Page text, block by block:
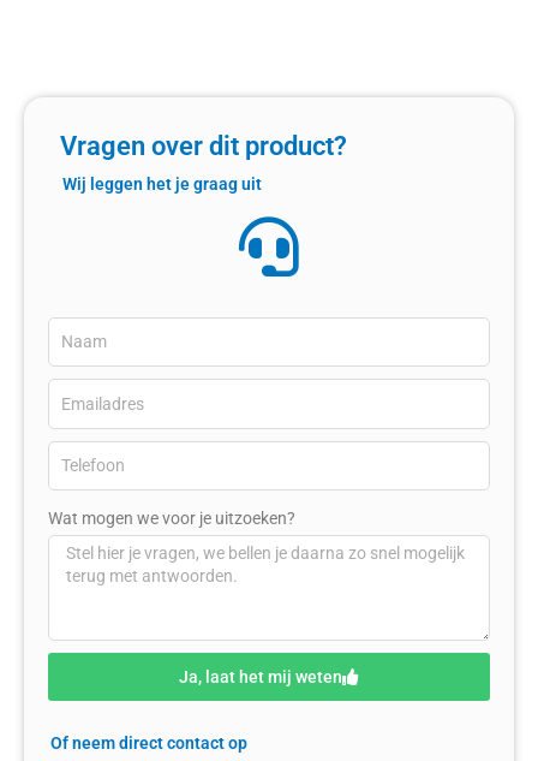
Vragen over dit product?
Wij leggen het je graag uit
Wat mogen we voor je uitzoeken?
Ja, laat het mij weten
Of neem direct contact op